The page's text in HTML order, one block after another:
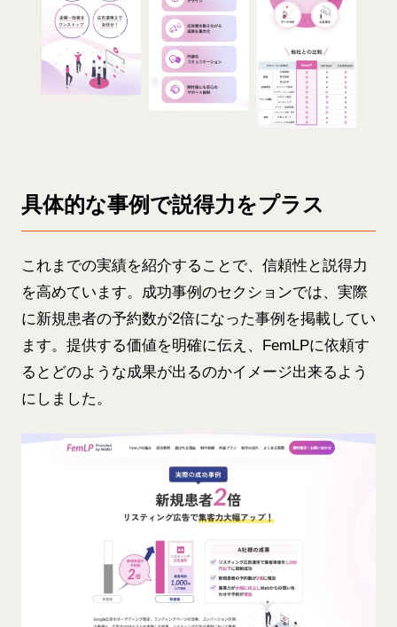
具体的な事例で説得力をプラス
これまでの実績を紹介することで、信頼性と説得力
を高めています。成功事例のセクションでは、実際
に新規患者の予約数が2倍になった事例を掲載してい
ます。提供する価値を明確に伝え、FemLPに依頼す
るとどのような成果が出るのかイメージ出来るよう
にしました。